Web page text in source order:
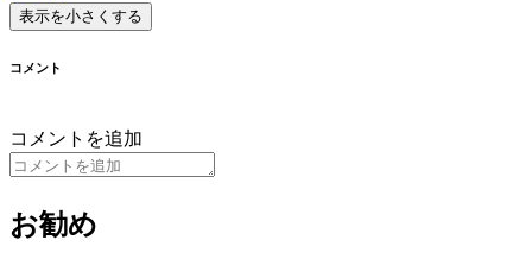
表示を小さくする
コメント
コメントを追加
お勧め